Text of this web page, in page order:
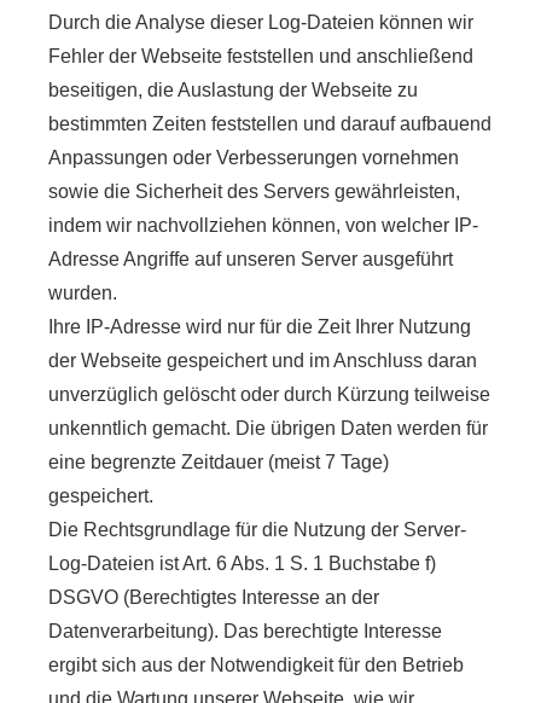
Durch die Analyse dieser Log-Dateien können wir
Fehler der Webseite feststellen und anschließend
beseitigen, die Auslastung der Webseite zu
bestimmten Zeiten feststellen und darauf aufbauend
Anpassungen oder Verbesserungen vornehmen
sowie die Sicherheit des Servers gewährleisten,
indem wir nachvollziehen können, von welcher IP-
Adresse Angriffe auf unseren Server ausgeführt
wurden.
Ihre IP-Adresse wird nur für die Zeit Ihrer Nutzung
der Webseite gespeichert und im Anschluss daran
unverzüglich gelöscht oder durch Kürzung teilweise
unkenntlich gemacht. Die übrigen Daten werden für
eine begrenzte Zeitdauer (meist 7 Tage)
gespeichert.
Die Rechtsgrundlage für die Nutzung der Server-
Log-Dateien ist Art. 6 Abs. 1 S. 1 Buchstabe f)
DSGVO (Berechtigtes Interesse an der
Datenverarbeitung). Das berechtigte Interesse
ergibt sich aus der Notwendigkeit für den Betrieb
und die Wartung unserer Webseite, wie wir